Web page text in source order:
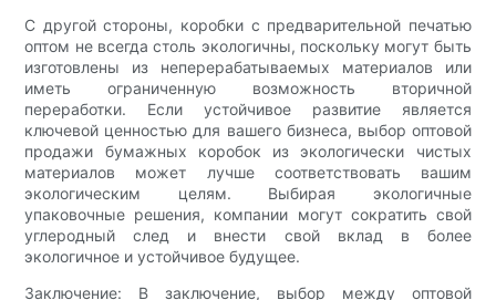
С другой стороны, коробки с предварительной печатью
оптом не всегда столь экологичны, поскольку могут быть
изготовлены из неперерабатываемых материалов или
иметь ограниченную возможность вторичной
переработки. Если устойчивое развитие является
ключевой ценностью для вашего бизнеса, выбор оптовой
продажи бумажных коробок из экологически чистых
материалов может лучше соответствовать вашим
экологическим целям. Выбирая экологичные
упаковочные решения, компании могут сократить свой
углеродный след и внести свой вклад в более
экологичное и устойчивое будущее.
Заключение: В заключение, выбор между оптовой